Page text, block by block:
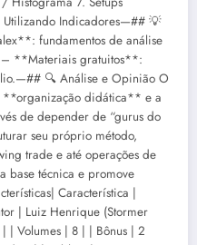
Utilizando Indicadores—## 💡
fundamentos de análise
– **Materiais gratuitos**:
🔍 Análise e Opinião O
didática** e a
de depender de “gurus do
seu próprio método,
trade e até operações de
base técnica e promove
Característica |
Luiz Henrique (Stormer
| Volumes | 8 | | Bônus | 2